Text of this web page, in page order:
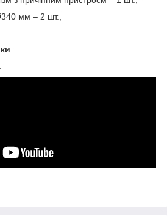
мм – 2 шт.,